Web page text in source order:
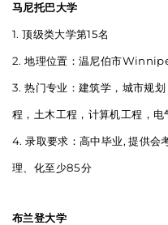
马尼托巴大学
1. 顶级类大学第15名
2. 地理位置：温尼伯市
3. 热门专业：建筑学，城市规
程，土木工程，计算机工程，电
4. 录取要求：高中毕业, 提供会
理、化至少85分
布兰登大学